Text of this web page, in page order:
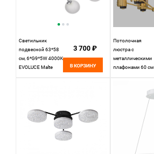
Светильник
подвесной 63*58
см, 6*G9*5W 4000K
EVOLUCE Malte
3 700 ₽
В КОРЗИНУ
Потолочная
люстра с
металлическими
плафонами 60 см